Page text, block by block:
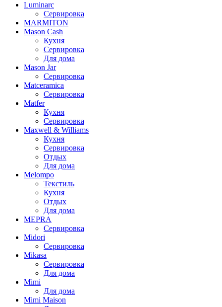
Luminarc
Сервировка
MARMITON
Mason Cash
Кухня
Сервировка
Для дома
Mason Jar
Сервировка
Matceramica
Сервировка
Matfer
Кухня
Сервировка
Maxwell & Williams
Кухня
Сервировка
Отдых
Для дома
Melompo
Текстиль
Кухня
Отдых
Для дома
MEPRA
Сервировка
Midori
Сервировка
Mikasa
Сервировка
Для дома
Mimi
Для дома
Mimi Maison